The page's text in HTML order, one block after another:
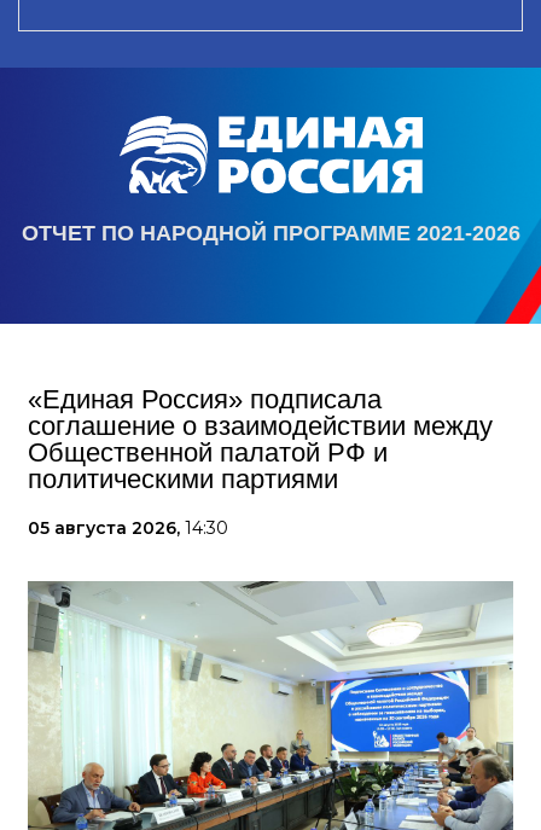
ОТЧЕТ ПО НАРОДНОЙ ПРОГРАММЕ 2021-2026
«Единая Россия» подписала
соглашение о взаимодействии между
Общественной палатой РФ и
политическими партиями
05 августа 2026, 14:30